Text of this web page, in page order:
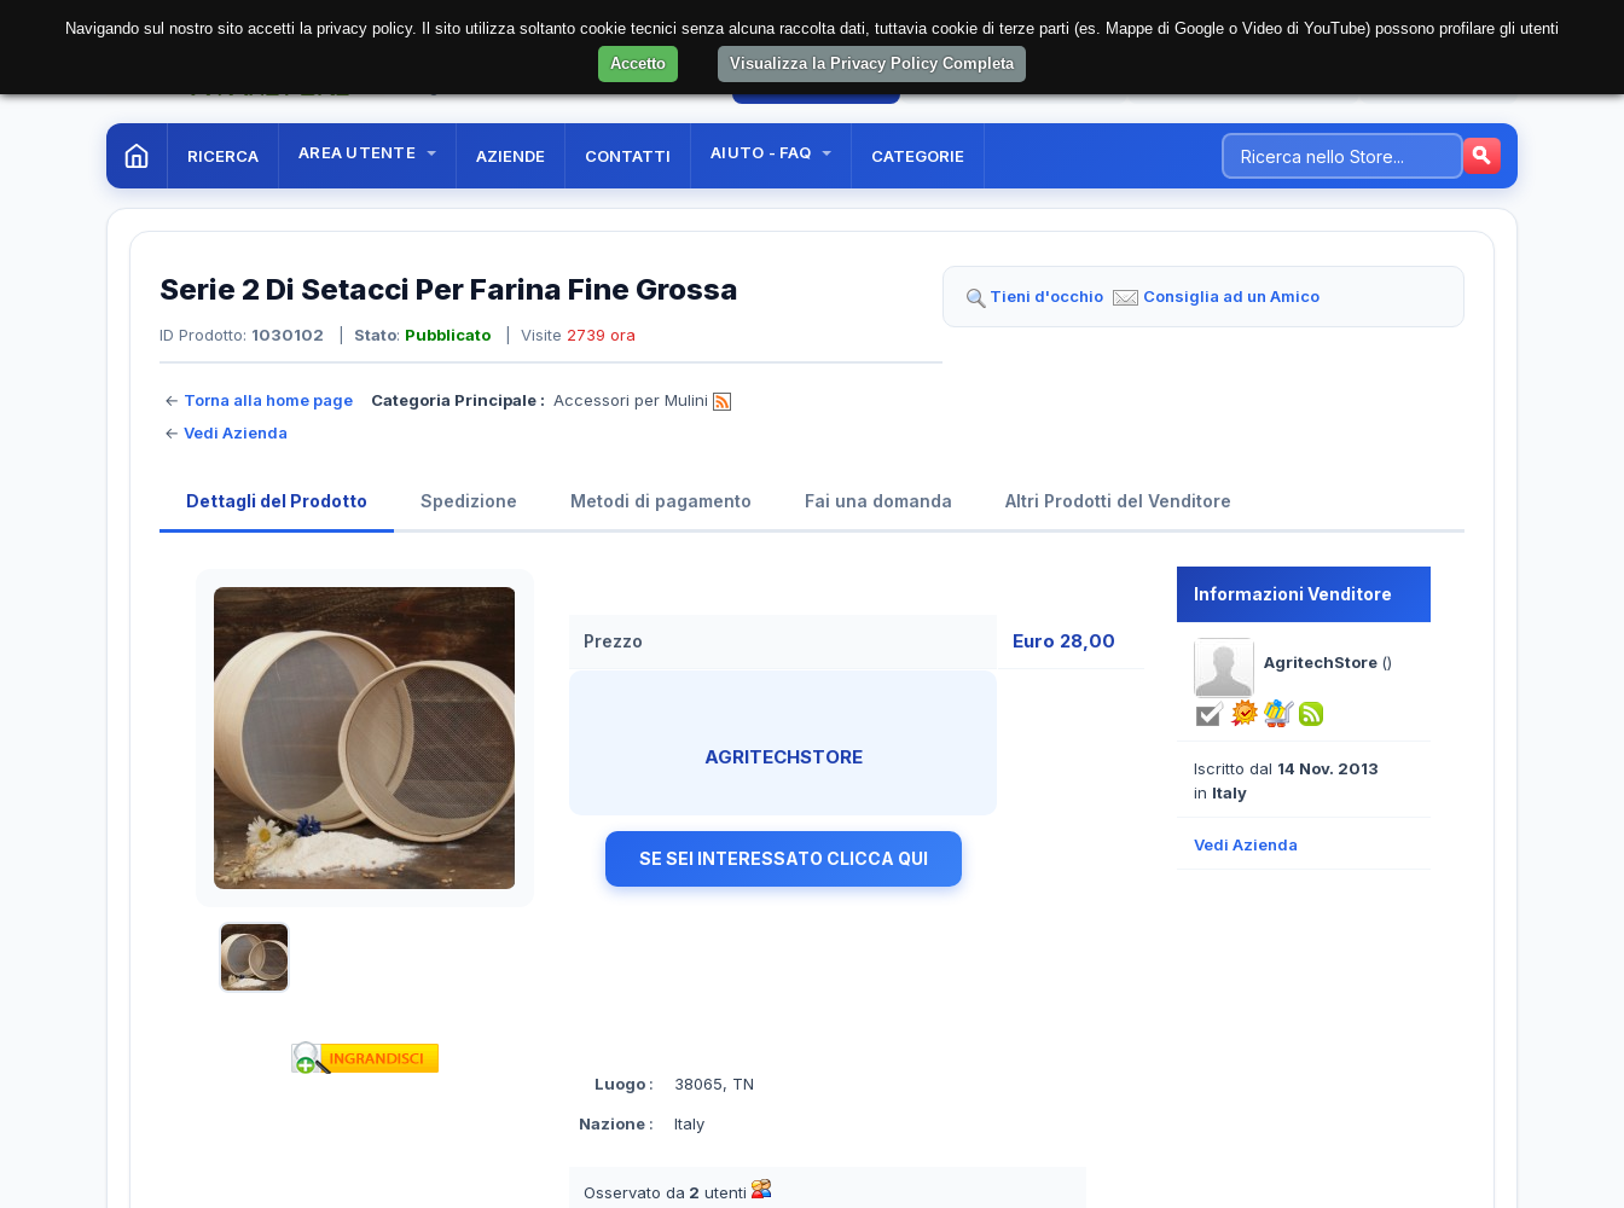
AREA RISERVATA REGISTRAZIONE UTENTE
RICERCA AREA UTENTE AZIENDE CONTATTI AIUTO - FAQ CATEGORIE
Serie 2 Di Setacci Per Farina Fine Grossa
ID Prodotto: 1030102 Stato: Pubblicato | Visite 2739 ora
← Torna alla home page
← Vedi Azienda
Categoria Principale : Accessori per Mulini
Tieni d'occhio Consiglia ad un Amico
Dettagli del Prodotto Spedizione Metodi di pagamento Fai una domanda Altri Prodotti del Venditore
Prezzo Euro 28,00
AGRITECHSTORE
SE SEI INTERESSATO CLICCA QUI
Luogo : 38065, TN
Nazione : Italy
Osservato da 2 utenti
Informazioni Venditore
AgritechStore ()
Iscritto dal 14 Nov. 2013
in Italy
Vedi Azienda
Navigando sul nostro sito accetti la privacy policy. Il sito utilizza soltanto cookie tecnici senza alcuna raccolta dati, tuttavia cookie di terze parti (es. Mappe di Google o Video di YouTube) possono profilare gli utenti
Accetto
Visualizza la Privacy Policy Completa